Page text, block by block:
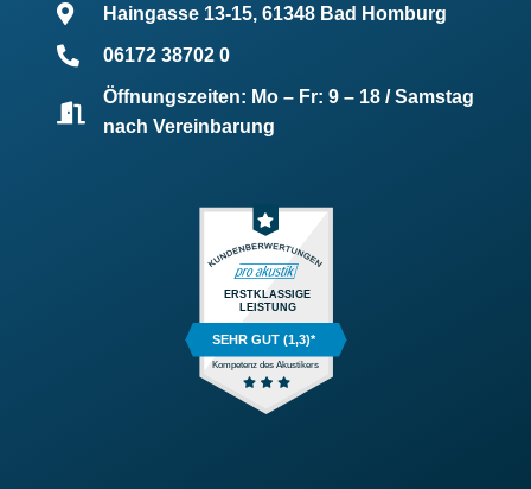
Haingasse 13-15, 61348 Bad Homburg
06172 38702 0
Öffnungszeiten: Mo – Fr: 9 – 18 / Samstag
nach Vereinbarung
ERSTKLASSIGE
LEISTUNG
SEHR GUT (1,3)*
Kompetenz des Akustikers